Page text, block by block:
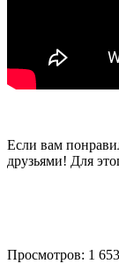
Если вам
друзьями! Для
Просмотров: 1 653